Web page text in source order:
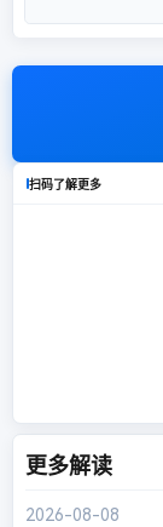
扫码了解更多
更多解读
2026-08-08